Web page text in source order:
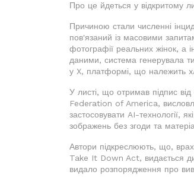
Про це йдеться у відкритому
Причиною стали численні
пов'язаний із масовими
фотографії реальних жінок, а
даними, система генерувала
у X, платформі, що належить
У листі, що отримав підпис
Federation of America,
застосовувати AI-технології,
зображень без згоди та
Автори підкреслюють, що,
Take It Down Act, видається
видало розпорядження про